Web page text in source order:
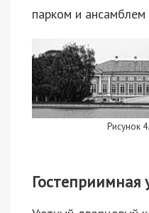
парком и ансамблем
Рисунок
Гостеприимная